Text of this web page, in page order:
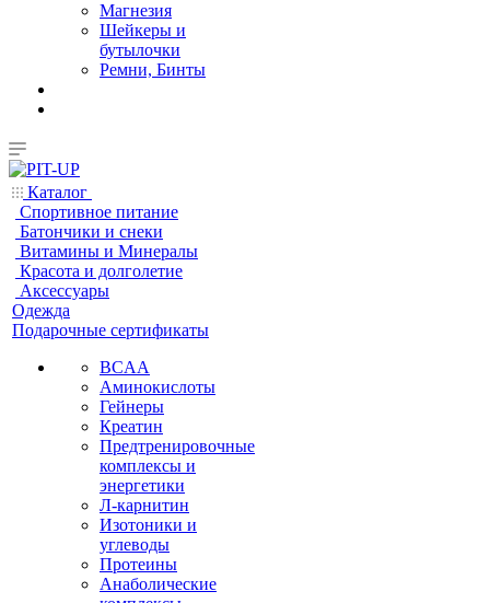
Магнезия
Шейкеры и
бутылочки
Ремни, Бинты
Каталог
Спортивное питание
Батончики и снеки
Витамины и Минералы
Красота и долголетие
Аксессуары
Одежда
Подарочные сертификаты
BCAA
Аминокислоты
Гейнеры
Креатин
Предтренировочные
комплексы и
энергетики
Л-карнитин
Изотоники и
углеводы
Протеины
Анаболические